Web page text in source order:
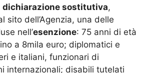
dichiarazione sostitutiva,
sito dell’Agenzia, una delle
nell’esenzione: 75 anni di età
a 8mila euro; diplomatici e
e italiani, funzionari di
internazionali; disabili tutelati